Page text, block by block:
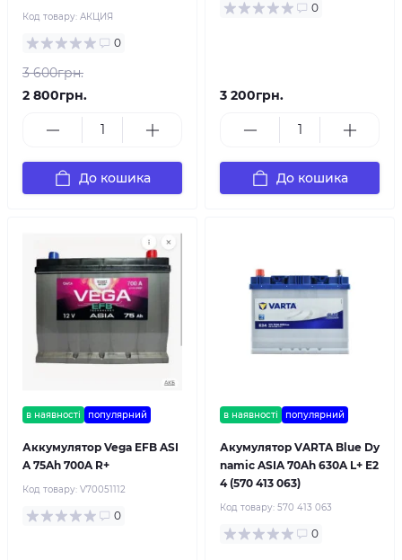
Код товару: АКЦИЯ
0
3 600грн.
2 800грн.
До кошика
0
3 200грн.
До кошика
в наявності популярний
Аккумулятор Vega EFB ASI
A 75Ah 700A R+
Код товару: V70051112
0
в наявності популярний
Акумулятор VARTA Blue Dy
namic ASIA 70Ah 630A L+ E2
4 (570 413 063)
Код товару: 570 413 063
0